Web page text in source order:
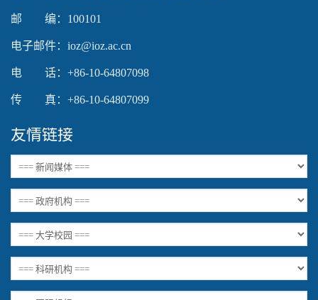
邮 编：100101
电子邮件：ioz@ioz.ac.cn
电 话：+86-10-64807098
传 真：+86-10-64807099
友情链接